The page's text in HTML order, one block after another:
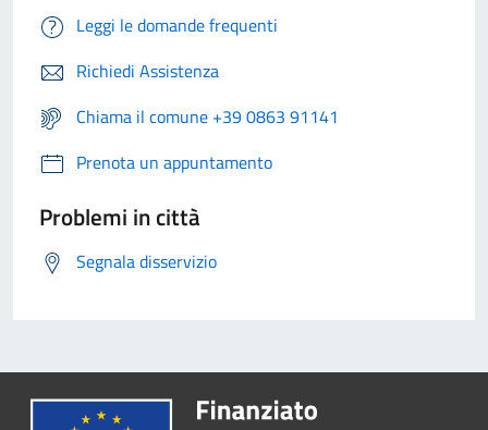
Leggi le domande frequenti
Richiedi Assistenza
Chiama il comune +39 0863 91141
Prenota un appuntamento
Problemi in città
Segnala disservizio